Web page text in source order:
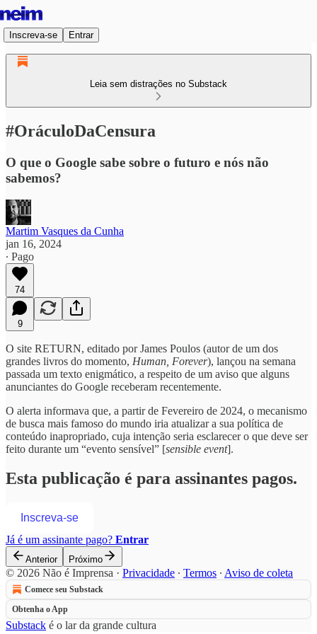
Inscreva-se Entrar
Leia sem distrações no Substack
#OráculoDaCensura
O que o Google sabe sobre o futuro e nós não
sabemos?
Martim Vasques da Cunha
jan 16, 2024
∙ Pago
74
9
O site RETURN, editado por James Poulos (autor de um dos
grandes livros do momento, Human, Forever), lançou na semana
passada um texto enigmático, a respeito de um aviso que alguns
anunciantes do Google receberam recentemente.
O alerta informava que, a partir de Fevereiro de 2024, o mecanismo
de busca mais famoso do mundo iria atualizar a sua política de
conteúdo inapropriado, cuja intenção seria esclarecer o que deve ser
feito durante um “evento sensível” [sensible event].
Esta publicação é para assinantes pagos.
Inscreva-se
Já é um assinante pago? Entrar
Anterior Próximo
© 2026 Não é Imprensa · Privacidade ∙ Termos ∙ Aviso de coleta
Comece seu Substack
Obtenha o App
Substack é o lar da grande cultura